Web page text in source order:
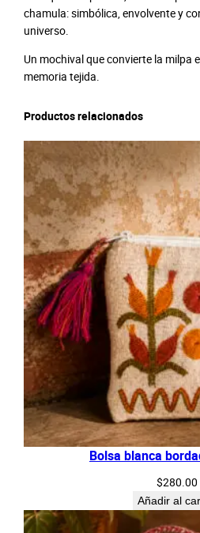
chamula: simbólica, envolvente y
universo.
Un mochival que convierte la milpa
memoria tejida.
Productos relacionados
Bolsa blanca
$280.00
Añadir al